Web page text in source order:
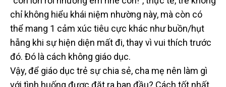
chỉ không hiểu khái niệm nhường này, mà còn có
thể mang 1 cảm xúc tiêu cực khác như buồn/hụt
hẫng khi sự hiện diện mất đi, thay vì vui thích trước
đó. Đó là cách không giáo dục.
Vậy, để giáo dục trẻ sự chia sẻ, cha mẹ nên làm gì
với tình huống được đặt ra ban đầu? Cách tốt nhất